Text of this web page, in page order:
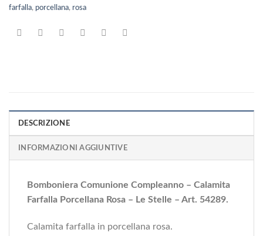
farfalla, porcellana, rosa
DESCRIZIONE
INFORMAZIONI AGGIUNTIVE
Bomboniera Comunione Compleanno – Calamita
Farfalla Porcellana Rosa – Le Stelle – Art. 54289.
Calamita farfalla in porcellana rosa.